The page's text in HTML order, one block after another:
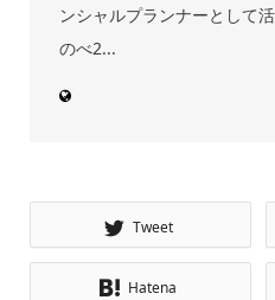
ンシャルプランナーとして
のべ2...
Tweet
Hatena